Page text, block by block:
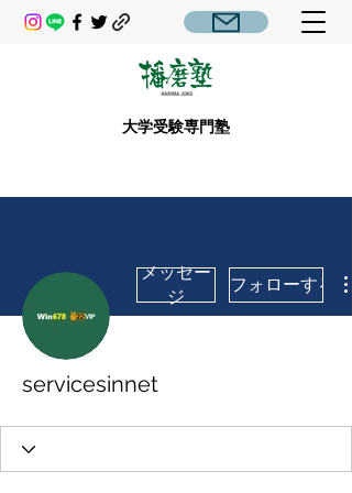
大学受験専門塾
メッセー
ジ
フォローする
servicesinnet